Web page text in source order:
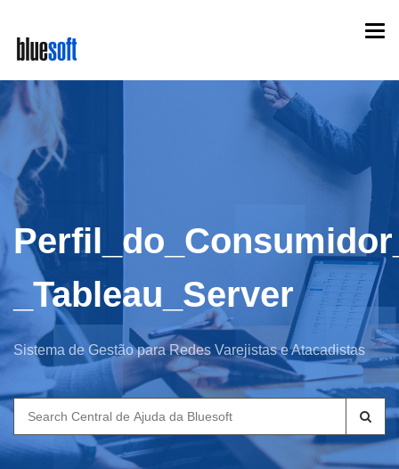
main
content
_Tableau_Server
Sistema de Gestão para Redes Varejistas e Atacadistas
Search
for: